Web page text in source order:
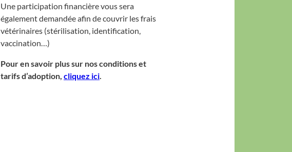
Une participation financière vous sera
également demandée afin de couvrir les frais
vétérinaires (stérilisation, identification,
vaccination…)
Pour en savoir plus sur nos conditions et
tarifs d’adoption, cliquez ici.